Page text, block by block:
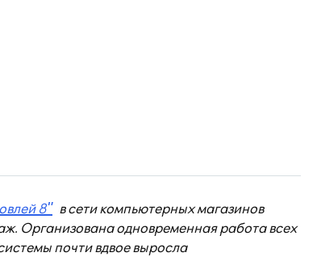
8"в сети компьютерных магазинов
Организована одновременная работа всех
почти вдвое выросла